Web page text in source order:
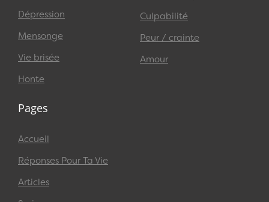
Dépression
Mensonge
Vie brisée
Honte
Culpabilité
Peur / crainte
Amour
Pages
Accueil
Réponses Pour Ta Vie
Articles